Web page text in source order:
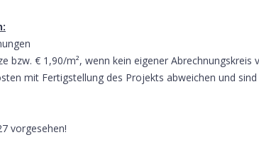
bzw. € 1,90/m², wenn kein eigener Abrechnungskreis
mit Fertigstellung des Projekts abweichen und
vorgesehen!